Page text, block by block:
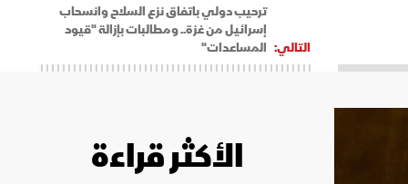
التالي:
ترحيب دولي باتفاق نزع السلاح وانسحاب
إسرائيل من غزة.. ومطالبات بإزالة "قيود
المساعدات"
الأكثر قراءة